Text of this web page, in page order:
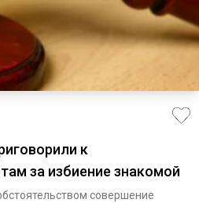
к
за избиение знакомой
совершение